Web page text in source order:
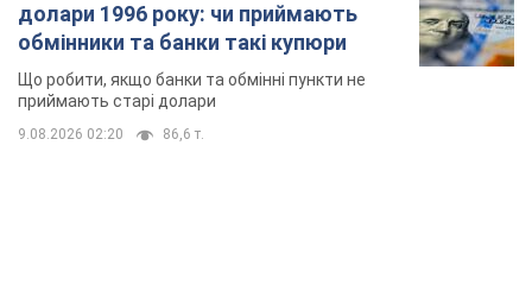
долари 1996 року: чи приймають
обмінники та банки такі купюри
Що робити, якщо банки та обмінні пункти не
приймають старі долари
9.08.2026 02:20 86,6 т.